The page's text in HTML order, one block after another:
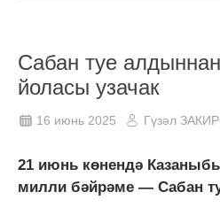
Сабан туе
йоласы узачак
16 июнь 2025 Гүзәл
21 июнь көнендә
милли бәйрәме — Сабан